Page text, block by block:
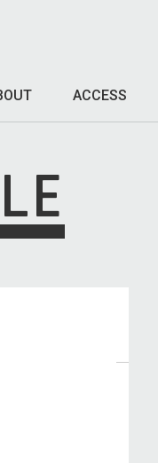
ACCESS